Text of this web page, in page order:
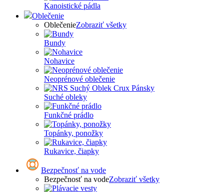
Kanoistické pádla
Oblečenie
OblečenieZobraziť všetky
Bundy
Nohavice
Neoprénové oblečenie
Suché obleky
Funkčné prádlo
Topánky, ponožky
Rukavice, čiapky
Bezpečnosť na vode
Bezpečnosť na vodeZobraziť všetky